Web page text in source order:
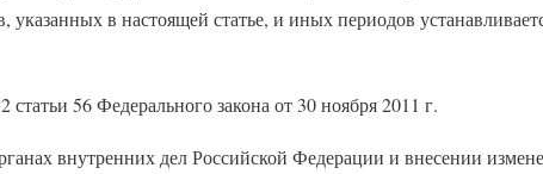
указанных в настоящей статье, и иных периодов
статьи 56 Федерального закона от 30 ноября 2011 г.
внутренних дел Российской Федерации и внесении